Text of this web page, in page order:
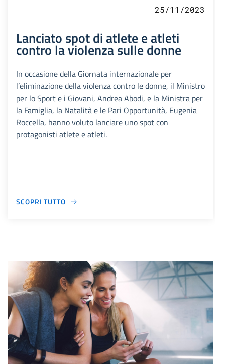
25/11/2023
Lanciato spot di atlete e atleti
contro la violenza sulle donne
In occasione della Giornata internazionale per
l’eliminazione della violenza contro le donne, il Ministro
per lo Sport e i Giovani, Andrea Abodi, e la Ministra per
la Famiglia, la Natalità e le Pari Opportunità, Eugenia
Roccella, hanno voluto lanciare uno spot con
protagonisti atlete e atleti.
SCOPRI TUTTO